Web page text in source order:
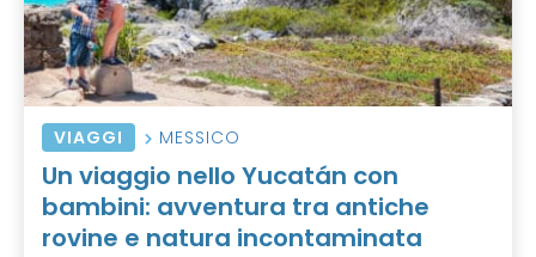
VIAGGI MESSICO
Un viaggio nello Yucatán con
bambini: avventura tra antiche
rovine e natura incontaminata